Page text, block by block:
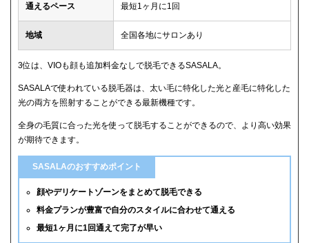
通えるペース 最短1ヶ月に1回
地域 全国各地にサロンあり
3位は、VIOも顔も追加料金なしで脱毛できるSASALA。
SASALAで使われている脱毛器は、太い毛に特化した光と産毛に特化した
光の両方を照射することができる最新機種です。
全身の毛質に合った光を使って脱毛することができるので、より高い効果
が期待できます。
SASALAのおすすめポイント
顔やデリケートゾーンをまとめて脱毛できる
料金プランが豊富で自分のスタイルに合わせて通える
最短1ヶ月に1回通えて完了が早い